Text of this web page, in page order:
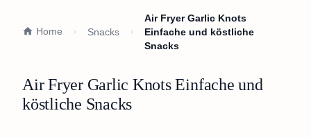
Home Snacks
Air Fryer Garlic Knots
Einfache und köstliche
Snacks
Air Fryer Garlic Knots Einfache und
köstliche Snacks